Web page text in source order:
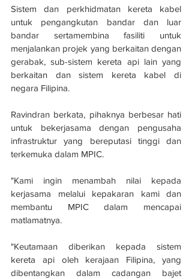
Sistem dan perkhidmatan kereta kabel
untuk pengangkutan bandar dan luar
bandar sertamembina fasiliti untuk
menjalankan projek yang berkaitan dengan
gerabak, sub-sistem kereta api lain yang
berkaitan dan sistem kereta kabel di
negara Filipina.
Ravindran berkata, pihaknya berbesar hati
untuk bekerjasama dengan pengusaha
infrastruktur yang bereputasi tinggi dan
terkemuka dalam MPIC.
"Kami ingin menambah nilai kepada
kerjasama melalui kepakaran kami dan
membantu MPIC dalam mencapai
matlamatnya.
"Keutamaan diberikan kepada sistem
kereta api oleh kerajaan Filipina, yang
dibentangkan dalam cadangan bajet